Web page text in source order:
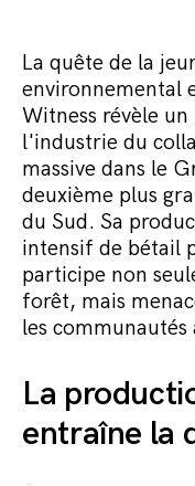
La quête de la
environnemental
Witness révèle
l'industrie du
massive dans le
deuxième plus
du Sud. Sa
intensif de bétail
participe non
forêt, mais
les
La
entraîne la